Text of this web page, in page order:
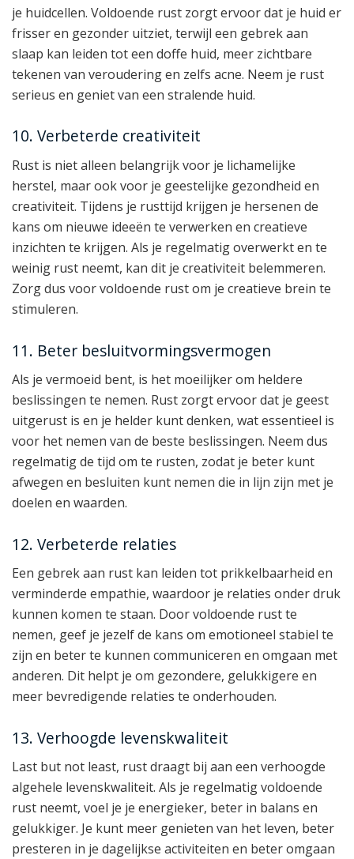
je huidcellen. Voldoende rust zorgt ervoor dat je huid er
frisser en gezonder uitziet, terwijl een gebrek aan
slaap kan leiden tot een doffe huid, meer zichtbare
tekenen van veroudering en zelfs acne. Neem je rust
serieus en geniet van een stralende huid.
10. Verbeterde creativiteit
Rust is niet alleen belangrijk voor je lichamelijke
herstel, maar ook voor je geestelijke gezondheid en
creativiteit. Tijdens je rusttijd krijgen je hersenen de
kans om nieuwe ideeën te verwerken en creatieve
inzichten te krijgen. Als je regelmatig overwerkt en te
weinig rust neemt, kan dit je creativiteit belemmeren.
Zorg dus voor voldoende rust om je creatieve brein te
stimuleren.
11. Beter besluitvormingsvermogen
Als je vermoeid bent, is het moeilijker om heldere
beslissingen te nemen. Rust zorgt ervoor dat je geest
uitgerust is en je helder kunt denken, wat essentieel is
voor het nemen van de beste beslissingen. Neem dus
regelmatig de tijd om te rusten, zodat je beter kunt
afwegen en besluiten kunt nemen die in lijn zijn met je
doelen en waarden.
12. Verbeterde relaties
Een gebrek aan rust kan leiden tot prikkelbaarheid en
verminderde empathie, waardoor je relaties onder druk
kunnen komen te staan. Door voldoende rust te
nemen, geef je jezelf de kans om emotioneel stabiel te
zijn en beter te kunnen communiceren en omgaan met
anderen. Dit helpt je om gezondere, gelukkigere en
meer bevredigende relaties te onderhouden.
13. Verhoogde levenskwaliteit
Last but not least, rust draagt bij aan een verhoogde
algehele levenskwaliteit. Als je regelmatig voldoende
rust neemt, voel je je energieker, beter in balans en
gelukkiger. Je kunt meer genieten van het leven, beter
presteren in je dagelijkse activiteiten en beter omgaan